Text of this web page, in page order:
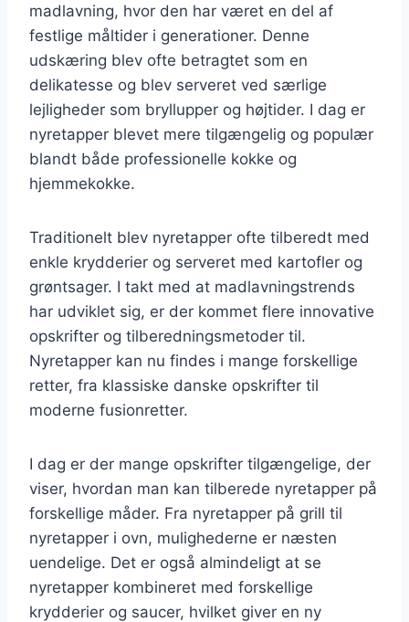
madlavning, hvor den har været en del af
festlige måltider i generationer. Denne
udskæring blev ofte betragtet som en
delikatesse og blev serveret ved særlige
lejligheder som bryllupper og højtider. I dag er
nyretapper blevet mere tilgængelig og populær
blandt både professionelle kokke og
hjemmekokke.
Traditionelt blev nyretapper ofte tilberedt med
enkle krydderier og serveret med kartofler og
grøntsager. I takt med at madlavningstrends
har udviklet sig, er der kommet flere innovative
opskrifter og tilberedningsmetoder til.
Nyretapper kan nu findes i mange forskellige
retter, fra klassiske danske opskrifter til
moderne fusionretter.
I dag er der mange opskrifter tilgængelige, der
viser, hvordan man kan tilberede nyretapper på
forskellige måder. Fra nyretapper på grill til
nyretapper i ovn, mulighederne er næsten
uendelige. Det er også almindeligt at se
nyretapper kombineret med forskellige
krydderier og saucer, hvilket giver en ny